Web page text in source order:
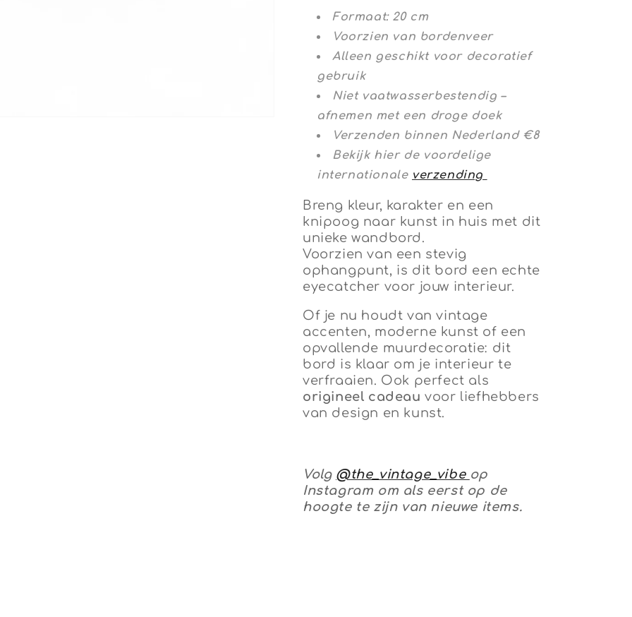
Formaat: 20 cm
Voorzien van bordenveer
Alleen geschikt voor decoratief
gebruik
Niet vaatwasserbestendig –
afnemen met een droge doek
Verzenden binnen Nederland €8
Bekijk hier de voordelige
internationale verzending
Breng kleur, karakter en een
knipoog naar kunst in huis met dit
unieke wandbord.
Voorzien van een stevig
ophangpunt, is dit bord een echte
eyecatcher voor jouw interieur.
Of je nu houdt van vintage
accenten, moderne kunst of een
opvallende muurdecoratie: dit
bord is klaar om je interieur te
verfraaien. Ook perfect als
origineel cadeau voor liefhebbers
van design en kunst.
Volg @the_vintage_vibe op
Instagram om als eerst op de
hoogte te zijn van nieuwe items.